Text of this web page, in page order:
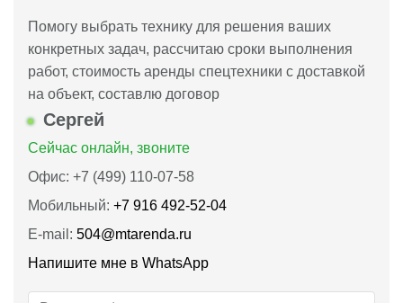
Помогу выбрать технику для решения ваших
конкретных задач, рассчитаю сроки выполнения
работ, стоимость аренды спецтехники с доставкой
на объект, составлю договор
Сергей
Сейчас онлайн, звоните
Офис: +7 (499) 110-07-58
Мобильный: +7 916 492‑52‑04
E-mail: 504@mtarenda.ru
Напишите мне в WhatsApp